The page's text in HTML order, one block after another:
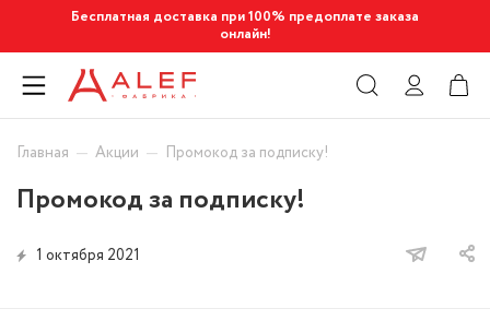
Бесплатная доставка при 100% предоплате заказа
онлайн!
Главная — Акции — Промокод за подписку!
Промокод за подписку!
1 октября 2021